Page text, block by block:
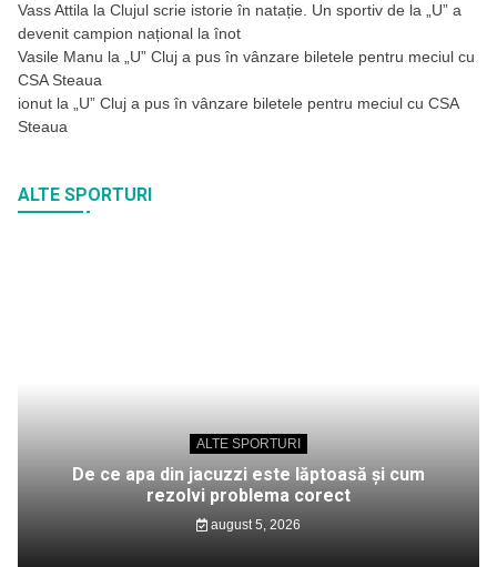
Vass Attila la Clujul scrie istorie în natație. Un sportiv de la „U” a
devenit campion național la înot
Vasile Manu la
„U” Cluj a pus în vânzare biletele pentru meciul cu
CSA Steaua
ionut la
„U” Cluj a pus în vânzare biletele pentru meciul cu CSA
Steaua
ALTE SPORTURI
ALTE SPORTURI
De ce apa din jacuzzi este lăptoasă și cum
rezolvi problema corect
august 5, 2026